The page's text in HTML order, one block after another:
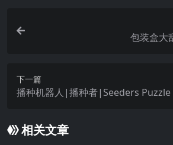
包装盒大
下一篇
播种机器人|播种者|Seeders
相关文章